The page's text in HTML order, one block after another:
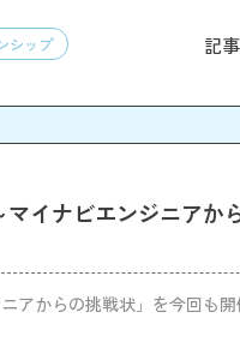
シップ 記
イナビエンジニアか
アからの挑戦状」を今回も